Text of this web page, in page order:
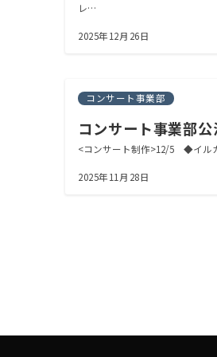
レ…
2025年12月26日
コンサート事業部
コンサート事業部
<コンサート制作>12/5 ◆
2025年11月28日